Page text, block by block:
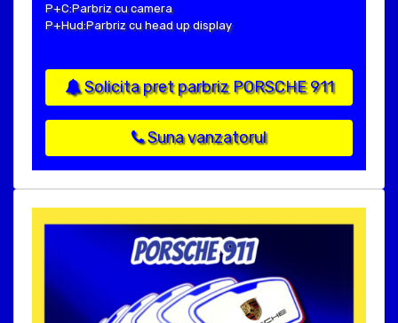
P+C:Parbriz cu camera
P+Hud:Parbriz cu head up display
Solicita pret parbriz PORSCHE 911
Suna vanzatorul